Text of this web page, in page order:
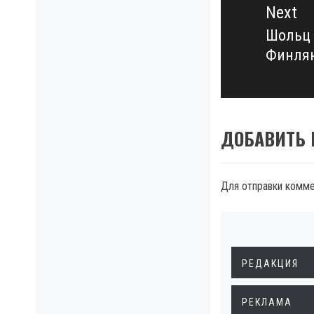
Next
Next
post:
Шольц
ДОБАВИТЬ
Для отправки
РЕДАКЦИЯ
РЕКЛАМА